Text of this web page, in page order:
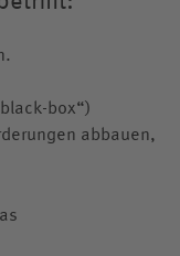
box“)
abbauen,